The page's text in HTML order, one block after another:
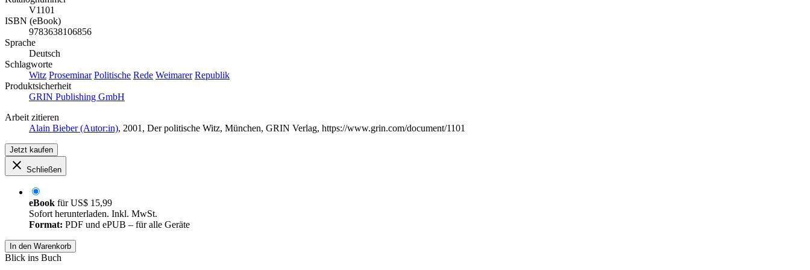
V1101
ISBN (eBook)
9783638106856
Sprache
Deutsch
Schlagworte
Witz Proseminar Politische Rede Weimarer Republik
Produktsicherheit
GRIN Publishing GmbH
Arbeit zitieren
Alain Bieber (Autor:in), 2001, Der politische Witz, München, GRIN Verlag, https://www.grin.com/document/1101
Jetzt kaufen
Schließen
eBook fürUS$ 15,99
Sofort herunterladen. Inkl. MwSt.
Format: PDF und ePUB – für alle Geräte
In den Warenkorb
Blick ins Buch